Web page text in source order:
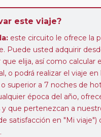
este viaje?
este circuito le ofrece la
Puede usted adquirir
elija, así como
o podrá realizar el viaje
superior a 7 noches de
época del año,
que pertenezcan a
satisfacción en "Mi